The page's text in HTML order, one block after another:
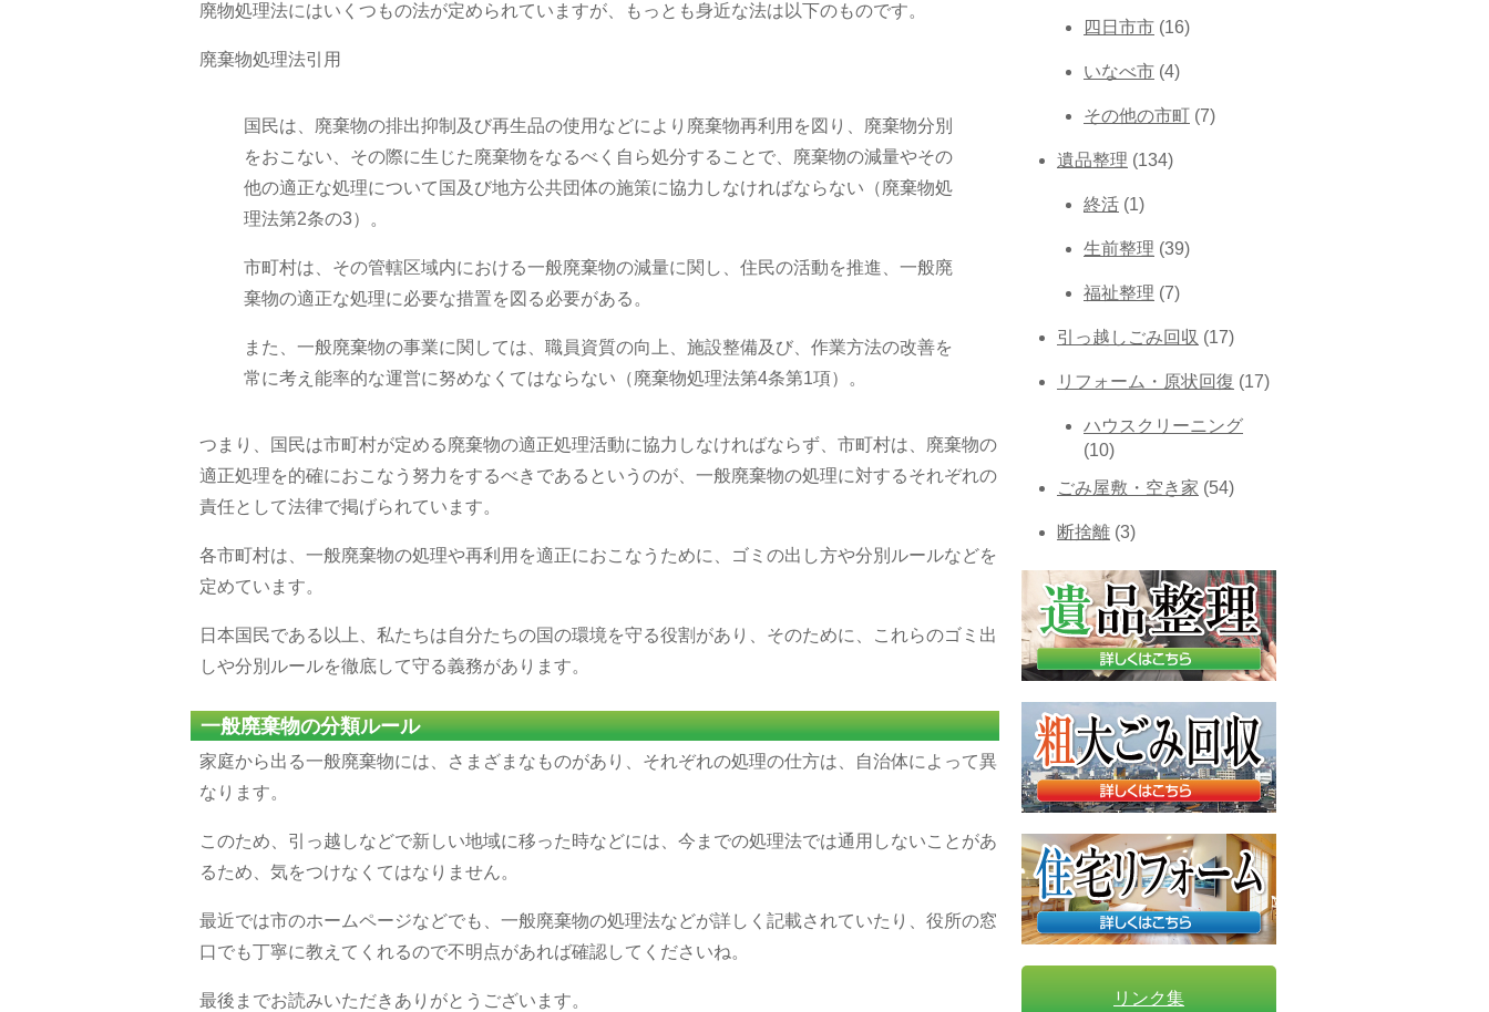
廃物処理法にはいくつもの法が定められていますが、もっとも身近な法は以下のものです。
廃棄物処理法引用
国民は、廃棄物の排出抑制及び再生品の使用などにより廃棄物再利用を図り、廃棄物分別
をおこない、その際に生じた廃棄物をなるべく自ら処分することで、廃棄物の減量やその
他の適正な処理について国及び地方公共団体の施策に協力しなければならない（廃棄物処
理法第2条の3）。
市町村は、その管轄区域内における一般廃棄物の減量に関し、住民の活動を推進、一般廃
棄物の適正な処理に必要な措置を図る必要がある。
また、一般廃棄物の事業に関しては、職員資質の向上、施設整備及び、作業方法の改善を
常に考え能率的な運営に努めなくてはならない（廃棄物処理法第4条第1項）。
つまり、国民は市町村が定める廃棄物の適正処理活動に協力しなければならず、市町村は、廃棄物の
適正処理を的確におこなう努力をするべきであるというのが、一般廃棄物の処理に対するそれぞれの
責任として法律で掲げられています。
各市町村は、一般廃棄物の処理や再利用を適正におこなうために、ゴミの出し方や分別ルールなどを
定めています。
日本国民である以上、私たちは自分たちの国の環境を守る役割があり、そのために、これらのゴミ出
しや分別ルールを徹底して守る義務があります。
一般廃棄物の分類ルール
家庭から出る一般廃棄物には、さまざまなものがあり、それぞれの処理の仕方は、自治体によって異
なります。
このため、引っ越しなどで新しい地域に移った時などには、今までの処理法では通用しないことがあ
るため、気をつけなくてはなりません。
最近では市のホームページなどでも、一般廃棄物の処理法などが詳しく記載されていたり、役所の窓
口でも丁寧に教えてくれるので不明点があれば確認してくださいね。
最後までお読みいただきありがとうございます。
四日市市 (16)
いなべ市 (4)
その他の市町 (7)
遺品整理 (134)
終活 (1)
生前整理 (39)
福祉整理 (7)
引っ越しごみ回収 (17)
リフォーム・原状回復 (17)
ハウスクリーニング
(10)
ごみ屋敷・空き家 (54)
断捨離 (3)
リンク集